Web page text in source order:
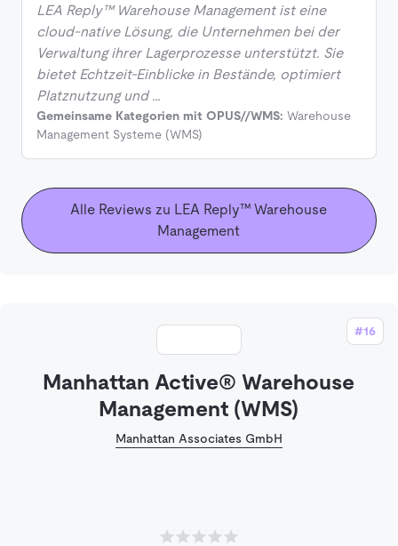
LEA Reply™ Warehouse Management ist eine
cloud-native Lösung, die Unternehmen bei der
Verwaltung ihrer Lagerprozesse unterstützt. Sie
bietet Echtzeit-Einblicke in Bestände, optimiert
Platznutzung und …
Gemeinsame Kategorien mit OPUS//WMS: Warehouse
Management Systeme (WMS)
Alle Reviews zu LEA Reply™ Warehouse
Management
#16
Manhattan Active® Warehouse
Management (WMS)
Manhattan Associates GmbH